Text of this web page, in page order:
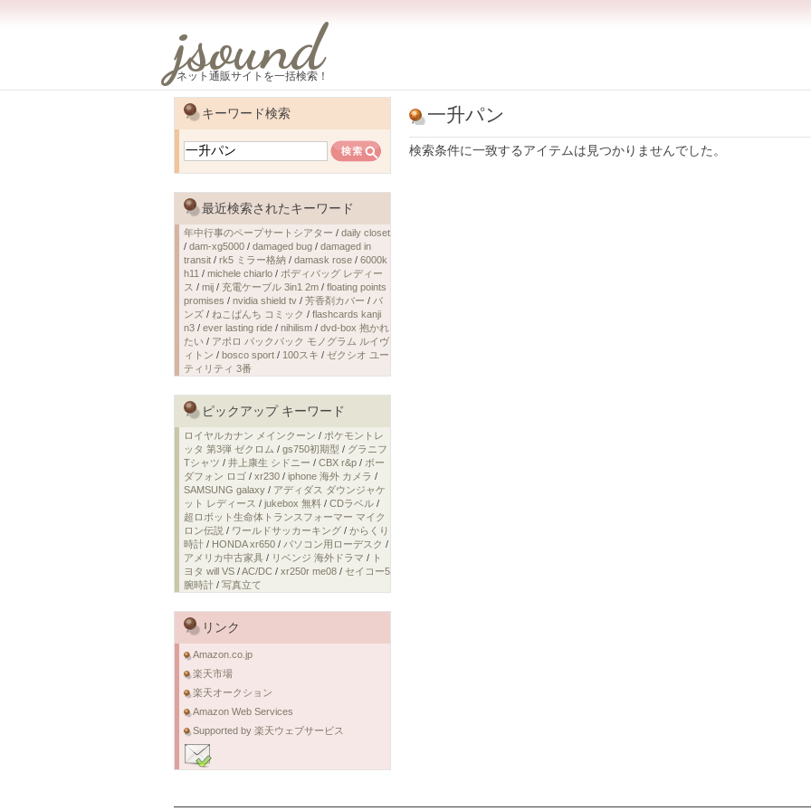
jsound
ネット通販サイトを一括検索！
一升パン
検索条件に一致するアイテムは見つかりませんでした。
キーワード検索
最近検索されたキーワード
年中行事のペープサートシアター / daily closet
/ dam-xg5000 / damaged bug / damaged in
transit / rk5 ミラー格納 / damask rose / 6000k
h11 / michele chiarlo / ボディバッグ レディー
ス / mij / 充電ケーブル 3in1 2m / floating points
promises / nvidia shield tv / 芳香剤カバー / バ
ンズ / ねこぱんち コミック / flashcards kanji
n3 / ever lasting ride / nihilism / dvd-box 抱かれ
たい / アポロ バックパック モノグラム ルイヴ
ィトン / bosco sport / 100スキ / ゼクシオ ユー
ティリティ 3番
ピックアップ キーワード
ロイヤルカナン メインクーン / ポケモントレ
ッタ 第3弾 ゼクロム / gs750初期型 / グラニフ
Tシャツ / 井上康生 シドニー / CBX r&p / ボー
ダフォン ロゴ / xr230 / iphone 海外 カメラ /
SAMSUNG galaxy / アディダス ダウンジャケ
ット レディース / jukebox 無料 / CDラベル /
超ロボット生命体トランスフォーマー マイク
ロン伝説 / ワールドサッカーキング / からくり
時計 / HONDA xr650 / パソコン用ローデスク /
アメリカ中古家具 / リベンジ 海外ドラマ / ト
ヨタ will VS /AC/DC / xr250r me08 / セイコー5
腕時計 / 写真立て
リンク
Amazon.co.jp
楽天市場
楽天オークション
Amazon Web Services
Supported by 楽天ウェブサービス